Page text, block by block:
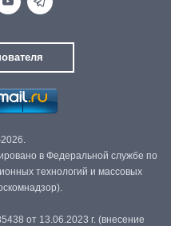
в Федеральной службе по
технологий и массовых
от 13.06.2023 г. (внесение